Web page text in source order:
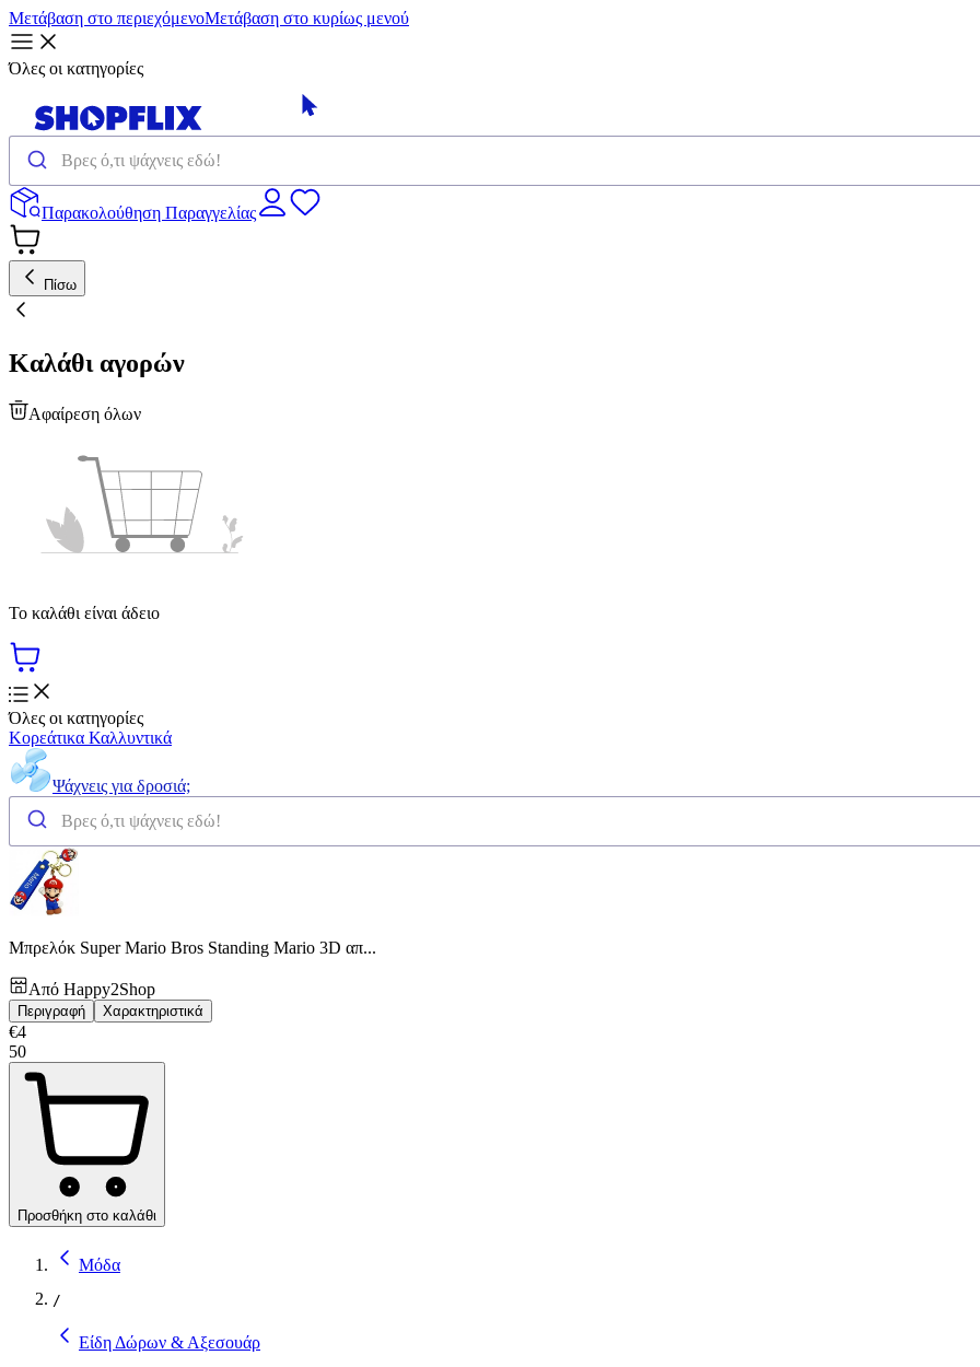
Μετάβαση στο περιεχόμενοΜετάβαση στο κυρίως μενού
Όλες οι κατηγορίες
Παρακολούθηση Παραγγελίας
Πίσω
Καλάθι αγορών
Αφαίρεση όλων
Το καλάθι είναι άδειο
Όλες οι κατηγορίες
Κορεάτικα Καλλυντικά
Ψάχνεις για δροσιά;
Μπρελόκ Super Mario Bros Standing Mario 3D απ...
Από Happy2Shop
Περιγραφή Χαρακτηριστικά
€4
50
Προσθήκη στο καλάθι
Μόδα
/
Είδη Δώρων & Αξεσουάρ